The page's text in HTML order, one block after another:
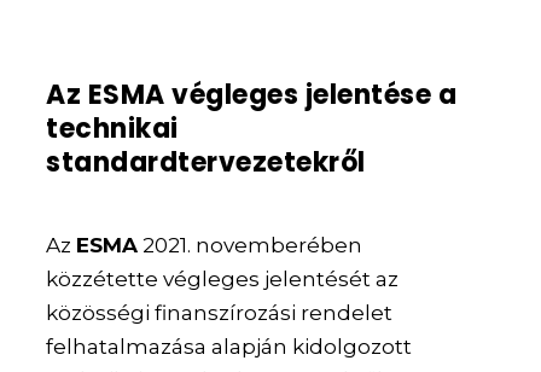
Az ESMA végleges jelentése a
technikai
standardtervezetekről
Az ESMA 2021. novemberében
közzétette végleges jelentését az
közösségi finanszírozási rendelet
felhatalmazása alapján kidolgozott